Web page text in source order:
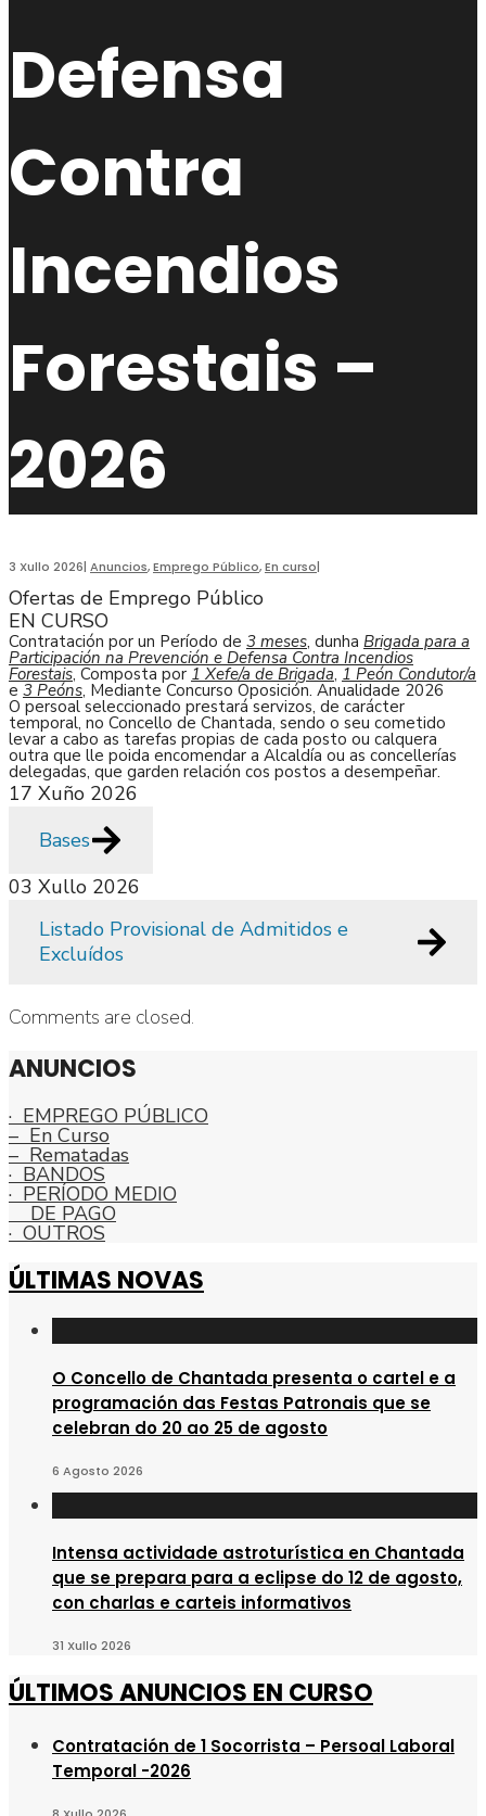
Defensa
Contra
Incendios
Forestais –
2026
3 Xullo 2026| Anuncios,Emprego Público,En curso|
Ofertas de Emprego Público
EN CURSO
Contratación por un Período de 3 meses, dunha Brigada para a
Participación na Prevención e Defensa Contra Incendios
Forestais, Composta por 1 Xefe/a de Brigada, 1 Peón Condutor/a
e 3 Peóns, Mediante Concurso Oposición. Anualidade 2026
O persoal seleccionado prestará servizos, de carácter
temporal, no Concello de Chantada, sendo o seu cometido
levar a cabo as tarefas propias de cada posto ou calquera
outra que lle poida encomendar a Alcaldía ou as concellerías
delegadas, que garden relación cos postos a desempeñar.
17 Xuño 2026
Bases
03 Xullo 2026
Listado Provisional de Admitidos e
Excluídos
Comments are closed.
ANUNCIOS
· EMPREGO PÚBLICO
– En Curso
– Rematadas
· BANDOS
· PERÍODO MEDIO
DE PAGO
· OUTROS
ÚLTIMAS NOVAS
O Concello de Chantada presenta o cartel e a
programación das Festas Patronais que se
celebran do 20 ao 25 de agosto
6 Agosto 2026
Intensa actividade astroturística en Chantada
que se prepara para a eclipse do 12 de agosto,
con charlas e carteis informativos
31 Xullo 2026
ÚLTIMOS ANUNCIOS EN CURSO
Contratación de 1 Socorrista – Persoal Laboral
Temporal -2026